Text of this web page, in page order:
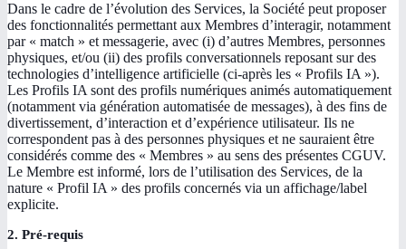
Dans le cadre de l’évolution des Services, la Société peut proposer
des fonctionnalités permettant aux Membres d’interagir, notamment
par « match » et messagerie, avec (i) d’autres Membres, personnes
physiques, et/ou (ii) des profils conversationnels reposant sur des
technologies d’intelligence artificielle (ci-après les « Profils IA »).
Les Profils IA sont des profils numériques animés automatiquement
(notamment via génération automatisée de messages), à des fins de
divertissement, d’interaction et d’expérience utilisateur. Ils ne
correspondent pas à des personnes physiques et ne sauraient être
considérés comme des « Membres » au sens des présentes CGUV.
Le Membre est informé, lors de l’utilisation des Services, de la
nature « Profil IA » des profils concernés via un affichage/label
explicite.
2. Pré-requis